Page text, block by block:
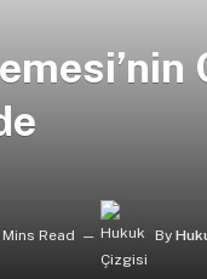
Mins Read By